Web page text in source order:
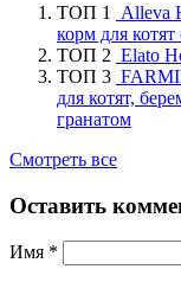
ТОП 1
Alleva
корм для
ТОП 2 Elato
ТОП 3
для котят,
гранатом
Смотреть все
Оставить
Имя *